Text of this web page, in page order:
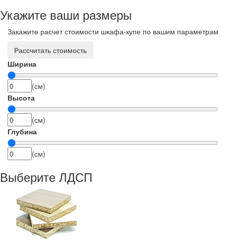
Укажите ваши размеры
Закажите расчет стоимости шкафа-купе по вашим параметрам
Рассчитать стоимость
Ширина
(см)
Высота
(см)
Глубина
(см)
Выберите ЛДСП